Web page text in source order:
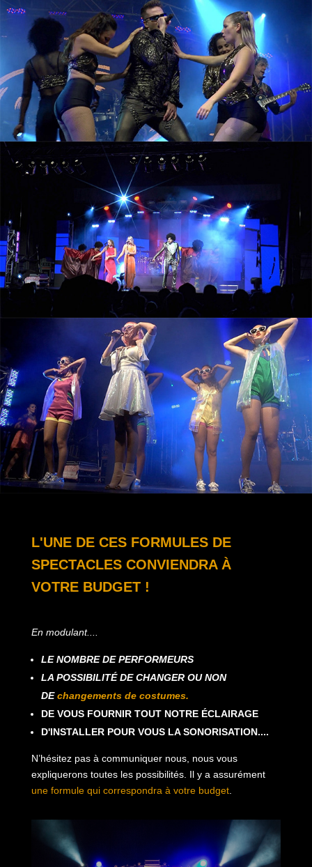
L'UNE DE CES FORMULES DE
SPECTACLES CONVIENDRA À
VOTRE BUDGET !
En modulant....
LE NOMBRE DE PERFORMEURS
LA POSSIBILITÉ DE CHANGER OU NON
DEchangements de costumes.
DE VOUS FOURNIR TOUT NOTRE ÉCLAIRAGE
D'INSTALLER POUR VOUS LA SONORISATION....
N’hésitez pas à communiquer nous, nous vous
expliquerons toutes les possibilités. Il y a assurément
une formule qui correspondra à votre budget.